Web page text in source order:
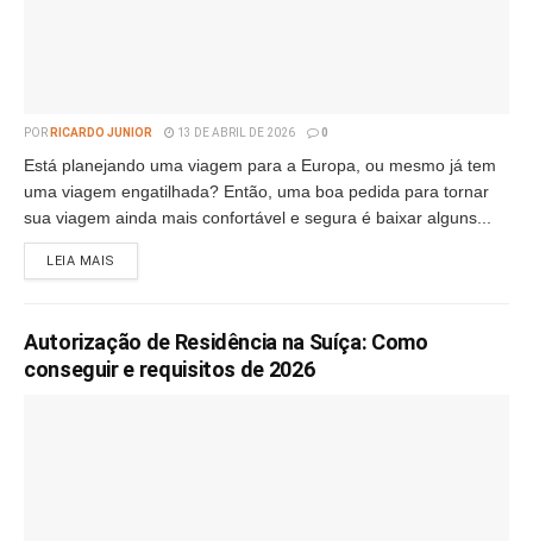
POR RICARDO JUNIOR 13 DE ABRIL DE 2026 0
Está planejando uma viagem para a Europa, ou mesmo já tem
uma viagem engatilhada? Então, uma boa pedida para tornar
sua viagem ainda mais confortável e segura é baixar alguns...
LEIA MAIS
Autorização de Residência na Suíça: Como
conseguir e requisitos de 2026